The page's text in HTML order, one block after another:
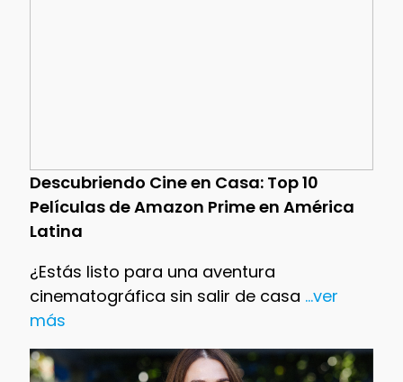
Descubriendo Cine en Casa: Top 10
Películas de Amazon Prime en América
Latina
¿Estás listo para una aventura
cinematográfica sin salir de casa ...ver
más